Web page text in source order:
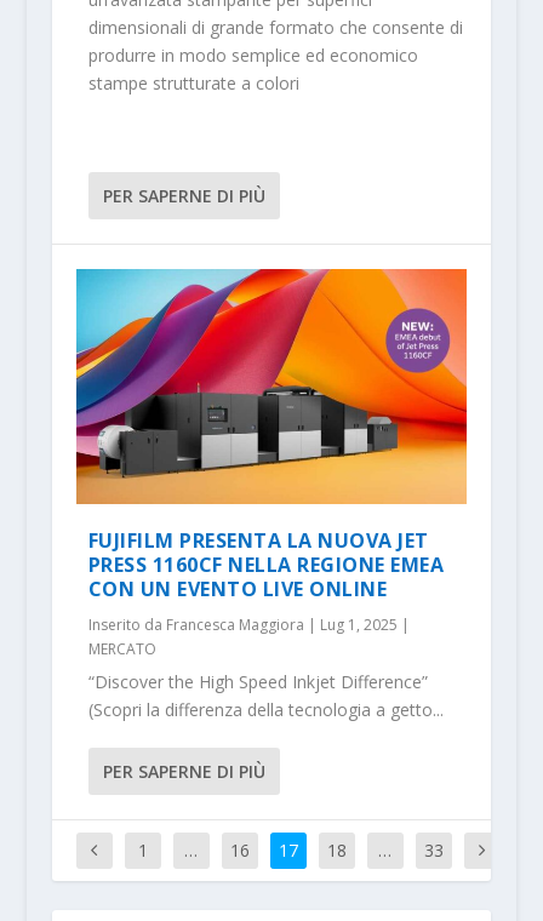
dimensionali di grande formato che consente di
produrre in modo semplice ed economico
stampe strutturate a colori
PER SAPERNE DI PIÙ
FUJIFILM PRESENTA LA NUOVA JET
PRESS 1160CF NELLA REGIONE EMEA
CON UN EVENTO LIVE ONLINE
Inserito da Francesca Maggiora | Lug 1, 2025 |
MERCATO
“Discover the High Speed Inkjet Difference”
(Scopri la differenza della tecnologia a getto...
PER SAPERNE DI PIÙ
1 … 16 17 18 … 33